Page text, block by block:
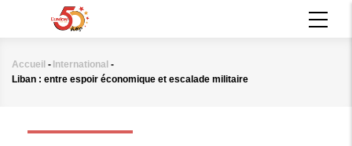
principal
Fil
Accueil - International -
Liban : entre espoir économique et escalade militaire